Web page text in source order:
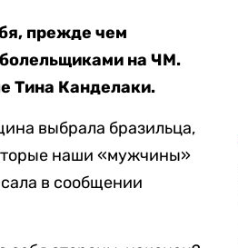
прежде чем
на ЧМ.
Тина Канделаки.
выбрала бразильца,
наши «мужчины»
в сообщении